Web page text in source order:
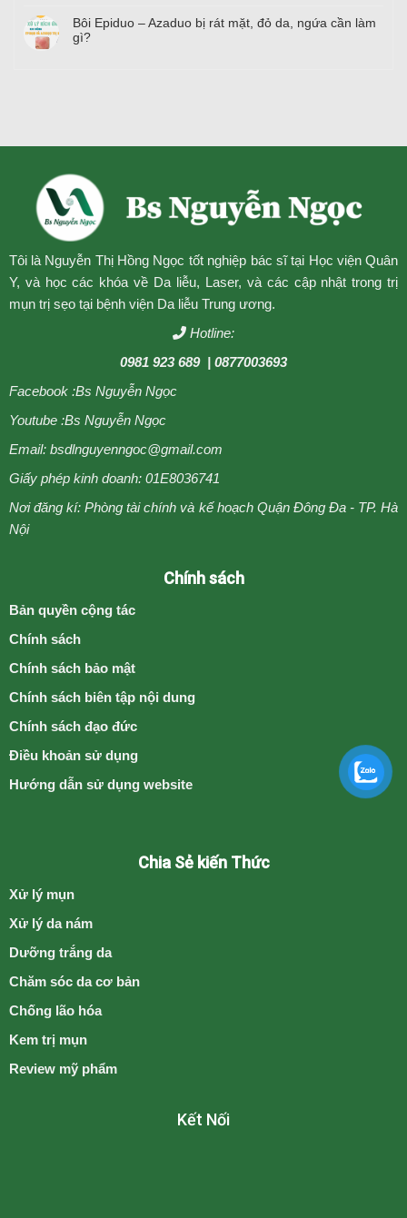
Bôi Epiduo – Azaduo bị rát mặt, đỏ da, ngứa cần làm
gì?
Tôi là Nguyễn Thị Hồng Ngọc tốt nghiệp bác sĩ tại Học viện Quân
Y, và học các khóa về Da liễu, Laser, và các cập nhật trong trị
mụn trị sẹo tại bệnh viện Da liễu Trung ương.
Hotline:
0981 923 689| 0877003693
Facebook :Bs Nguyễn Ngọc
Youtube :Bs Nguyễn Ngọc
Email: bsdlnguyenngoc@gmail.com
Giấy phép kinh doanh: 01E8036741
Nơi đăng kí: Phòng tài chính và kế hoạch Quận Đông Đa - TP. Hà
Nội
Chính sách
Bản quyền cộng tác
Chính sách
Chính sách bảo mật
Chính sách biên tập nội dung
Chính sách đạo đức
Điều khoản sử dụng
Hướng dẫn sử dụng website
Chia Sẻ kiến Thức
Xử lý mụn
Xử lý da nám
Dưỡng trắng da
Chăm sóc da cơ bản
Chống lão hóa
Kem trị mụn
Review mỹ phẩm
Kết Nối